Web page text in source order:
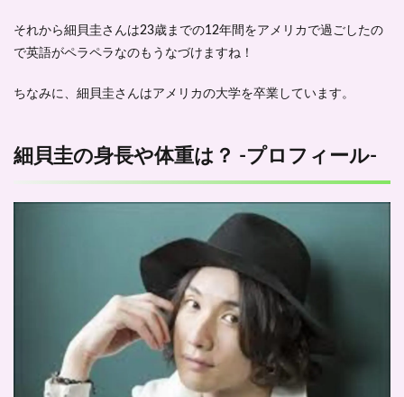
それから細貝圭さんは23歳までの12年間 をアメリカで過ごしたの
で英語がペラペラなのもうなづけますね！
ちなみに、細貝圭さんはアメリカの大学を卒業しています。
細貝圭の身長や体重は？ -プロフィール-